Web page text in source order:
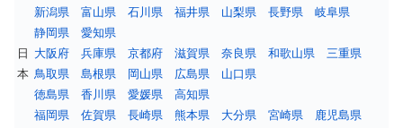
日
本
新潟県
富山県 石川県 福井県 山梨県 長野県
岐阜県
静岡県
愛知県
大阪府
兵庫県 京都府 滋賀県 奈良県 和歌山県
三重県
鳥取県
島根県 岡山県 広島県
山口県
徳島県
香川県 愛媛県
高知県
福岡県
佐賀県 長崎県 熊本県 大分県 宮崎県
鹿児島県